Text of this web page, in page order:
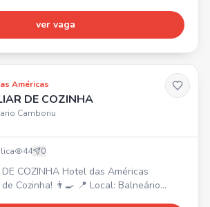
ser comprometido, ter vontade de
ver vaga
Américas
DE COZINHA
Camboriu
44 0
Hotel das Américas
👨‍🍳 📍 Local: Balneário